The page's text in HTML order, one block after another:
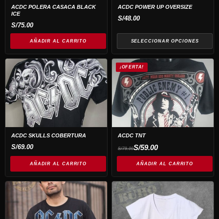
ACDC POLERA CASACA BLACK
ICE
S/75.00
AÑADIR AL CARRITO
ACDC POWER UP OVERSIZE
S/48.00
SELECCIONAR OPCIONES
opciones
se
elegir
en
la
página
de
producto
ACDC SKULLS COBERTURA
S/69.00
AÑADIR AL CARRITO
¡OFERTA!
ACDC TNT
S/79.00
El
precio
original
S/79.00.
S/59.00
El
precio
actual
S/59.00.
AÑADIR AL CARRITO
Este
producto
Este
producto
tiene